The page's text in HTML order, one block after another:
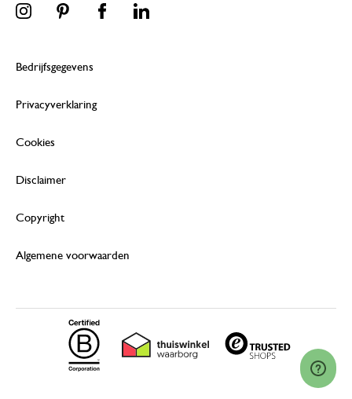
Bedrijfsgegevens
Privacyverklaring
Cookies
Disclaimer
Copyright
Algemene voorwaarden